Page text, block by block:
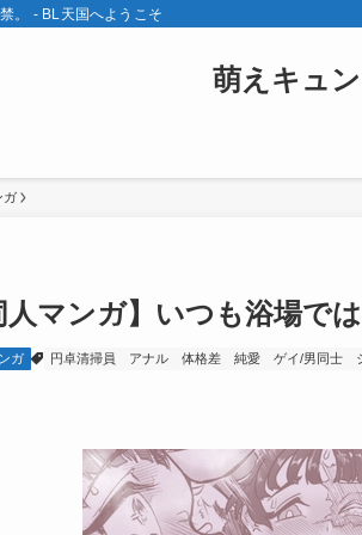
。 - BL天国へようこそ
萌えキュ
ガ
人マンガ】いつも浴場で
ガ 円卓清掃員 アナル 体格差 純愛 ゲイ/男同士